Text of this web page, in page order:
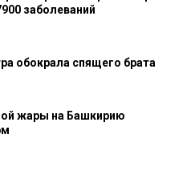
заболеваний
обокрала спящего брата
жары на Башкирию